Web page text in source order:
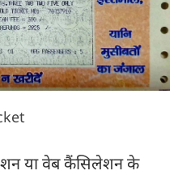
या वेब कैंसिलेशन के